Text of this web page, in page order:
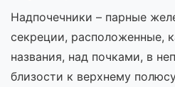
Надпочечники – парные
секреции, расположенные,
названия, над почками, в
близости к верхнему